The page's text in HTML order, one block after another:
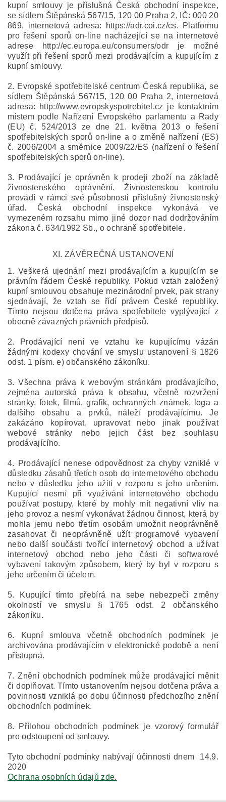
kupní smlouvy je příslušná Česká obchodní inspekce,
se sídlem Štěpánská 567/15, 120 00 Praha 2, IČ: 000 20
869, internetová adresa: https://adr.coi.cz/cs. Platformu
pro řešení sporů on-line nacházející se na internetové
adrese http://ec.europa.eu/consumers/odr je možné
využít při řešení sporů mezi prodávajícím a kupujícím z
kupní smlouvy.
2. Evropské spotřebitelské centrum Česká republika, se
sídlem Štěpánská 567/15, 120 00 Praha 2, internetová
adresa: http://www.evropskyspotrebitel.cz je kontaktním
místem podle Nařízení Evropského parlamentu a Rady
(EU) č. 524/2013 ze dne 21. května 2013 o řešení
spotřebitelských sporů on-line a o změně nařízení (ES)
č. 2006/2004 a směrnice 2009/22/ES (nařízení o řešení
spotřebitelských sporů on-line).
3. Prodávající je oprávněn k prodeji zboží na základě
živnostenského oprávnění. Živnostenskou kontrolu
provádí v rámci své působnosti příslušný živnostenský
úřad. Česká obchodní inspekce vykonává ve
vymezeném rozsahu mimo jiné dozor nad dodržováním
zákona č. 634/1992 Sb., o ochraně spotřebitele.
XI. ZÁVĚREČNÁ USTANOVENÍ
1. Veškerá ujednání mezi prodávajícím a kupujícím se
právním řádem České republiky. Pokud vztah založený
kupní smlouvou obsahuje mezinárodní prvek, pak strany
sjednávají, že vztah se řídí právem České republiky.
Tímto nejsou dotčena práva spotřebitele vyplývající z
obecně závazných právních předpisů.
2. Prodávající není ve vztahu ke kupujícímu vázán
žádnými kodexy chování ve smyslu ustanovení § 1826
odst. 1 písm. e) občanského zákoníku.
3. Všechna práva k webovým stránkám prodávajícího,
zejména autorská práva k obsahu, včetně rozvržení
stránky, fotek, filmů, grafik, ochranných známek, loga a
dalšího obsahu a prvků, náleží prodávajícímu. Je
zakázáno kopírovat, upravovat nebo jinak používat
webové stránky nebo jejich část bez souhlasu
prodávajícího.
4. Prodávající nenese odpovědnost za chyby vzniklé v
důsledku zásahů třetích osob do internetového obchodu
nebo v důsledku jeho užití v rozporu s jeho určením.
Kupující nesmí při využívání internetového obchodu
používat postupy, které by mohly mít negativní vliv na
jeho provoz a nesmí vykonávat žádnou činnost, která by
mohla jemu nebo třetím osobám umožnit neoprávněně
zasahovat či neoprávněně užít programové vybavení
nebo další součásti tvořící internetový obchod a užívat
internetový obchod nebo jeho části či softwarové
vybavení takovým způsobem, který by byl v rozporu s
jeho určením či účelem.
5. Kupující tímto přebírá na sebe nebezpečí změny
okolností ve smyslu § 1765 odst. 2 občanského
zákoníku.
6. Kupní smlouva včetně obchodních podmínek je
archivována prodávajícím v elektronické podobě a není
přístupná.
7. Znění obchodních podmínek může prodávající měnit
či doplňovat. Tímto ustanovením nejsou dotčena práva a
povinnosti vzniklá po dobu účinnosti předchozího znění
obchodních podmínek.
8. Přílohou obchodních podmínek je vzorový formulář
pro odstoupení od smlouvy.
Tyto obchodní podmínky nabývají účinnosti dnem
14.9.
2020
Ochrana osobních údajů zde.